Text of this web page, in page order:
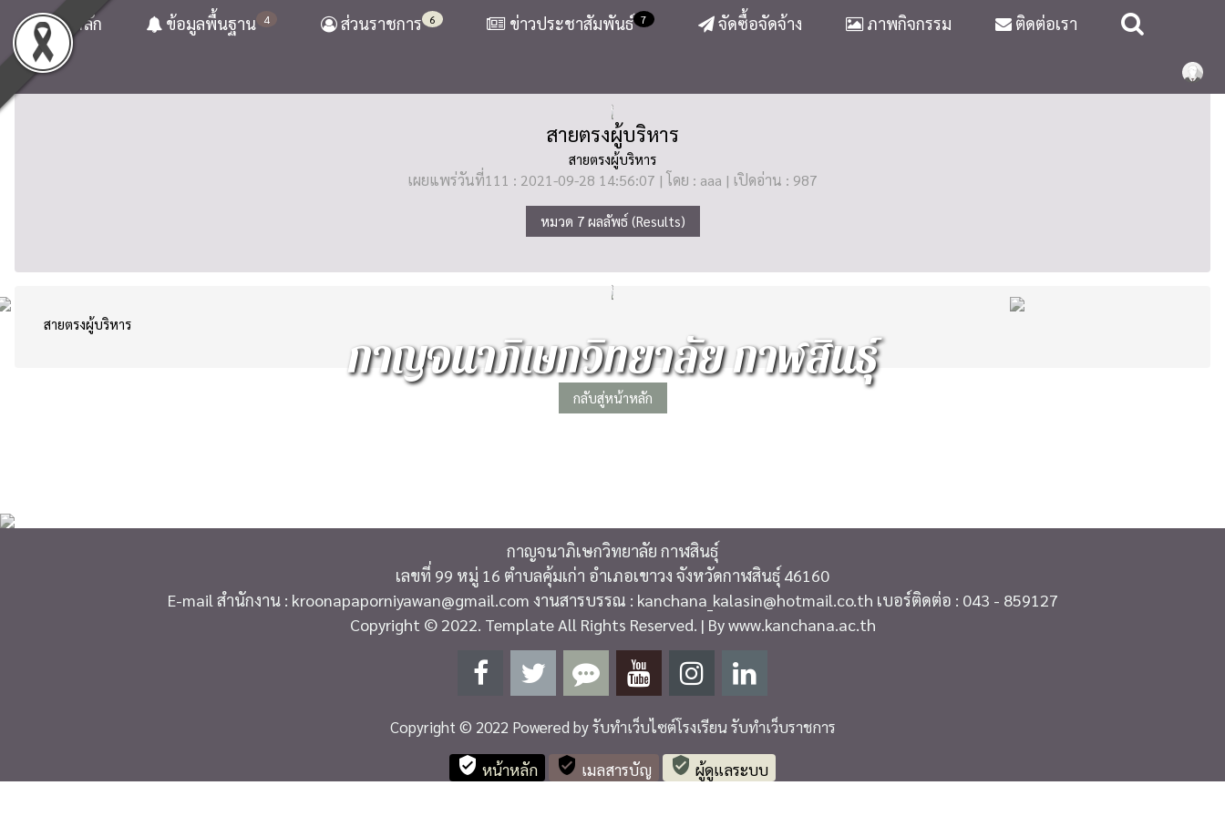
หน้าหลัก 4
ข้อมูลพื้นฐาน 6
ส่วนราชการ 7
ข่าวประชาสัมพันธ์ จัดซื้อจัดจ้าง ภาพกิจกรรม ติดต่อเรา
สายตรงผู้บริหาร
สายตรงผู้บริหาร
เผยแพร่วันที่111 : 2021-09-28 14:56:07 | โดย : aaa | เปิดอ่าน : 987
หมวด 7 ผลลัพธ์ (Results)
สายตรงผู้บริหาร
กลับสู่หน้าหลัก
กาญจนาภิเษกวิทยาลัย กาฬสินธุ์
กาญจนาภิเษกวิทยาลัย กาฬสินธุ์
เลขที่ 99 หมู่ 16 ตำบลคุ้มเก่า อำเภอเขาวง จังหวัดกาฬสินธุ์ 46160
E-mail สำนักงาน : kroonapaporniyawan@gmail.com งานสารบรรณ : kanchana_kalasin@hotmail.co.th เบอร์ติดต่อ : 043 - 859127
Copyright © 2022. Template All Rights Reserved. | By www.kanchana.ac.th
Copyright © 2022 Powered byรับทำเว็บไซต์โรงเรียน รับทำเว็บราชการ
verified_user หน้าหลัก verified_user เมลสารบัญ verified_user ผู้ดูแลระบบ